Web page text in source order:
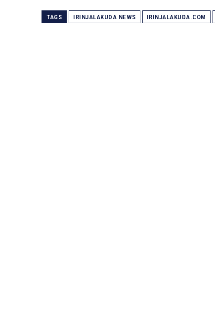
TAGS IRINJALAKUDA NEWS IRINJALAKUDA.COM